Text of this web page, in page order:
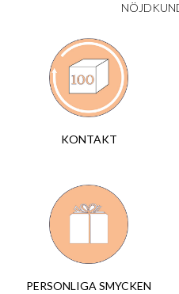
KONTAKT
PERSONLIGA SMYCKEN